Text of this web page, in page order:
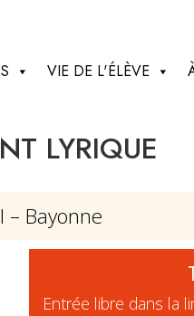
VIE DE L'ÉLÈVE
LYRIQUE
– Bayonne
Entrée libre dans la